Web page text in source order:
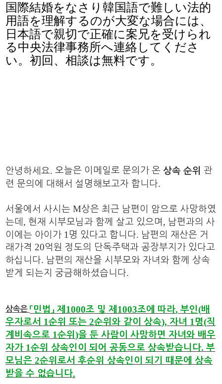
国際結婚をなさり韓国語で難しい法的
用語を理解するのが大変な場合には、
日本語で親切で正確に案兄を受けられ
る中央法律事務所へ連絡してくださ
い。初回、相談は無料です。
안녕하세요.오늘은 이메일로 문의가 온 상속 순위관
련 문의에 대해서 설명해보고자 합니다.
서울에서 사시는M상은 최근 남편이 암으로 사망하였
는데 , 현재 시부모님과 함께 살고 있으며 , 남편과의 사
이에는 아이가 1 명 있다고 합니다
남편의 재산은 거
래가격 20억원 정도의 단독주택과 공장부지가 있다고
하십니다. 남편의 재산을 시부모와 자녀와 함께 상속
받게 되는지 궁금해하셨습니다
상속은「민법 」제 1000조 및 제 1003조에 따라,부인(배
우자로서 1순위 또는2순위와 같이 상속),자녀 1 명(직
계비속으로 1순위)을 둔 사람이 사망하면 자녀와 배우
자가 1순위 상속인이 되어 공동으로 상속받습니다.부
모님은2순위로서 후순위 상속인이 되기 때문에 상속
받을 수 없습니다.